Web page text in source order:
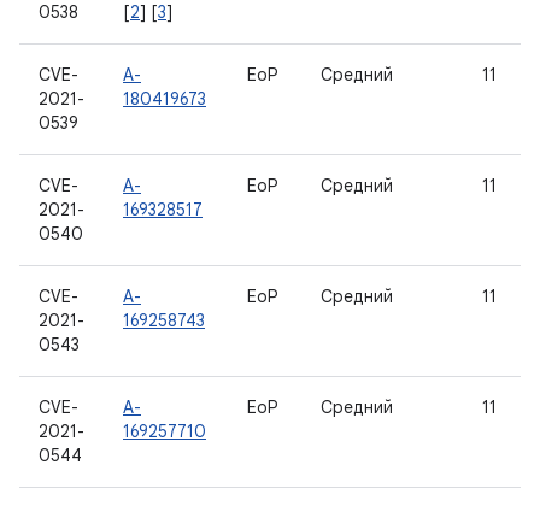
0538
[2] [3]
CVE-
2021-
0539
A-
180419673
EoP Средний 11
CVE-
2021-
0540
A-
169328517
EoP Средний 11
CVE-
2021-
0543
A-
169258743
EoP Средний 11
CVE-
2021-
0544
A-
169257710
EoP Средний 11